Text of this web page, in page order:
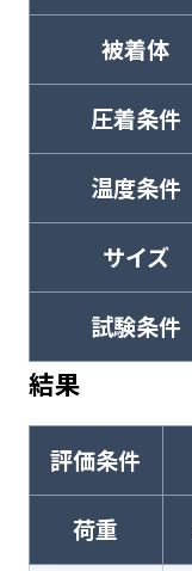
被着体
圧着条件
温度条件
サイズ
試験条件
結果
評価条件
荷重